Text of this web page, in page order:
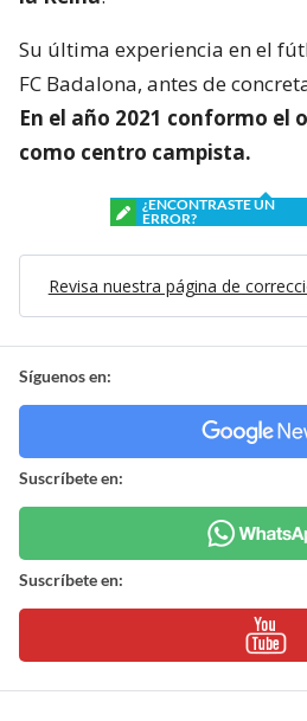
Su última experiencia en el
FC Badalona, antes de
En el año 2021 conformo el
como centro campista.
¿ENCONTRASTE UN
ERROR?
Revisa nuestra página de
Síguenos en:
Suscríbete en:
Suscríbete en: